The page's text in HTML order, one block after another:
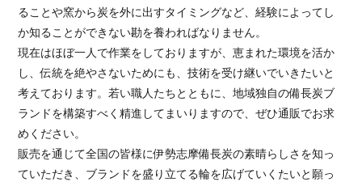
ることや窯から炭を外に出すタイミングなど、経験によってし
か知ることができない勘を養わればなりません。
現在はほぼ一人で作業をしておりますが、恵まれた環境を活か
し、伝統を絶やさないためにも、技術を受け継いでいきたいと
考えております。若い職人たちとともに、地域独自の備長炭ブ
ランドを構築すべく精進してまいりますので、ぜひ通販でお求
めください。
販売を通じて全国の皆様に伊勢志摩備長炭の素晴らしさを知っ
ていただき、ブランドを盛り立てる輪を広げていくたいと願っ